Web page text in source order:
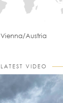
Vienna/Austria
LATEST VIDEO